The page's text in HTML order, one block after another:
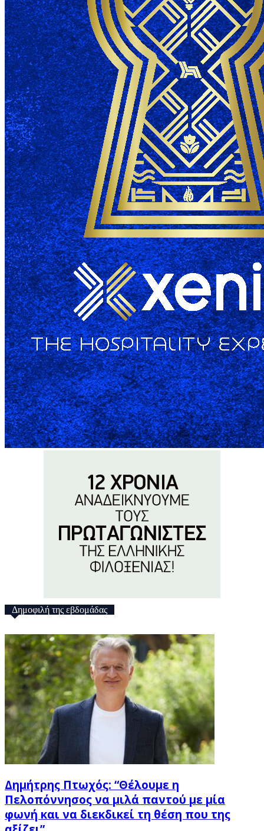
Δημοφιλή της εβδομάδας
Δημήτρης Πτωχός: “Θέλουμε η
Πελοπόννησος να μιλά παντού με μία
φωνή και να διεκδικεί τη θέση που της